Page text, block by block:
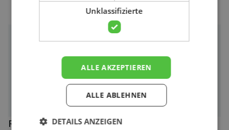
Mehr Info
Sie können Ihre Beschwerden mit demOnline-
Physiotherapie-Checküberprüfen oder einen
Termin in einerPhysiotherapiepraxisin Ihrer
Nähe vereinbaren.
Referenzen
Unklassifizierte
ALLE AKZEPTIEREN
ALLE ABLEHNEN
DETAILS ANZEIGEN